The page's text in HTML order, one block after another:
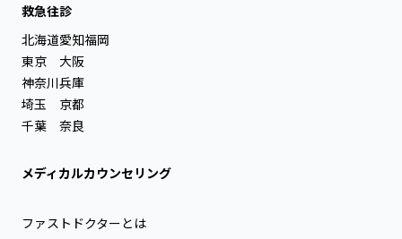
救急往診
北海道
東京
神奈川
埼玉
千葉
愛知
大阪
兵庫
京都
奈良
福岡
メディカルカウンセリング
ファストドクターとは